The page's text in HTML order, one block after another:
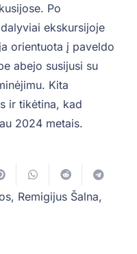
Po
ekskursijoje
orientuota į paveldo
abejo susijusi su
Kita
ir tikėtina, kad
2024 metais.
, Remigijus Šalna,